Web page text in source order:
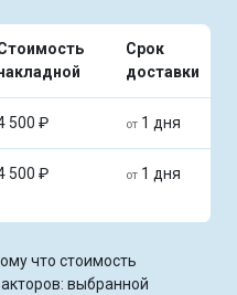
Срок
доставки
500 ₽ от 1 дня
500 ₽ от 1 дня
что стоимость
выбранной